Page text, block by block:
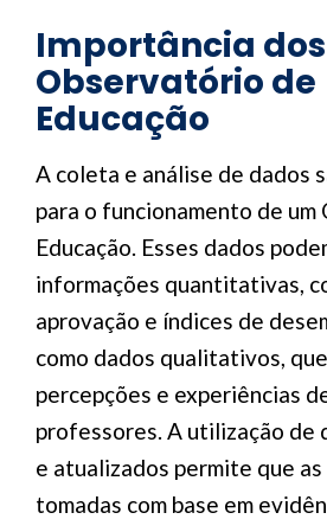
Importância
Observatório de
Educação
A coleta e análise de dados
para o funcionamento de
Educação. Esses dados
informações quantitativas,
aprovação e índices de
como dados qualitativos,
percepções e experiências
professores. A utilização de
e atualizados permite que
tomadas com base em